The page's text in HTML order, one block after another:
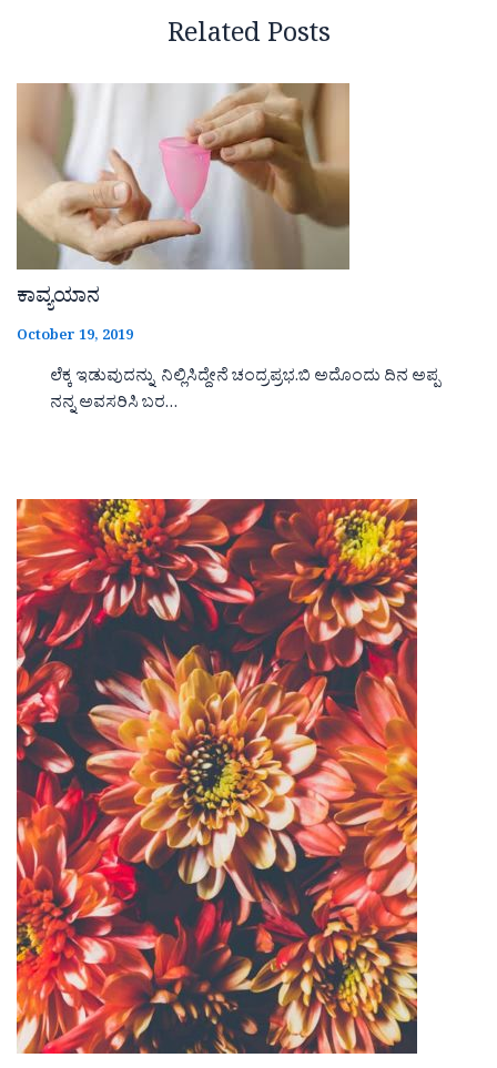
Related Posts
ಕಾವ್ಯಯಾನ
October 19, 2019
ಲೆಕ್ಕ ಇಡುವುದನ್ನು ನಿಲ್ಲಿಸಿದ್ದೇನೆ ಚಂದ್ರಪ್ರಭ.ಬಿ ಅದೊಂದು ದಿನ ಅಪ್ಪ
ನನ್ನ ಅವಸರಿಸಿ ಬರ…